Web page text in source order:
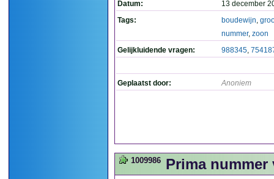
Datum:
13 december
Tags:
boudewijn,
nummer, zoon
Gelijkluidende vragen:
988345,
Geplaatst door: Anoniem
1009986 Prima nummer